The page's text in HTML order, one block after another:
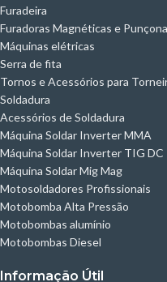
Furadeira
Furadoras Magnéticas e
Máquinas elétricas
Serra de fita
Tornos e Acessórios para
Soldadura
Acessórios de Soldadura
Máquina Soldar Inverter MMA
Máquina Soldar Inverter TIG DC
Máquina Soldar Mig Mag
Motosoldadores Profissionais
Motobomba Alta Pressão
Motobombas alumínio
Motobombas Diesel
Informação Útil